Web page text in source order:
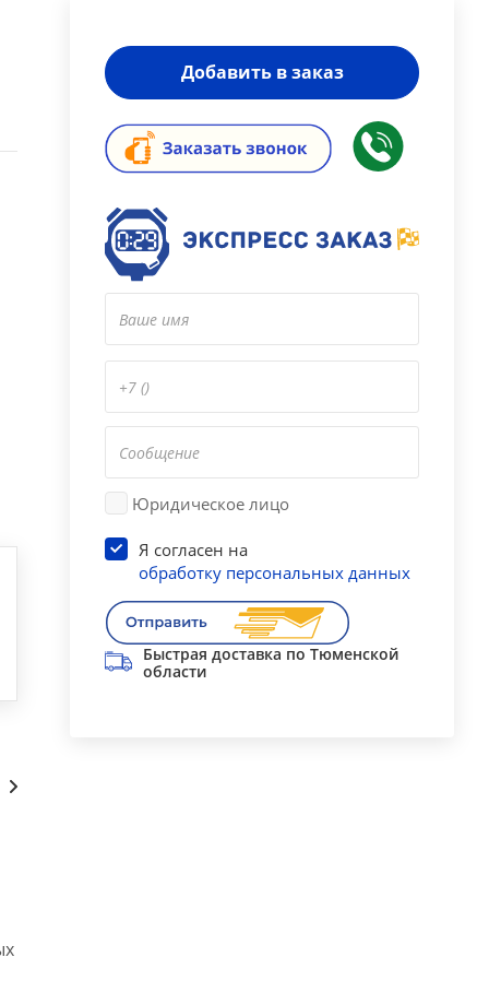
Добавить в заказ
Юридическое лицо
Я согласен на
обработку персональных данных
Быстрая доставка по Тюменской
области
Сопутствующие